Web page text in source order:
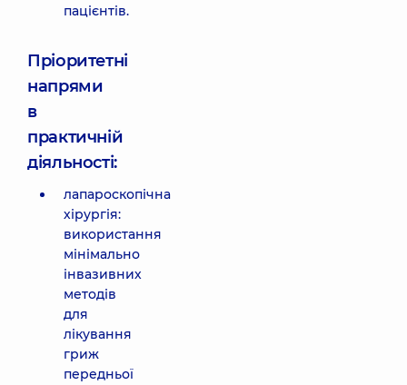
пацієнтів.
Пріоритетні
напрями
в
практичній
діяльності:
лапароскопічна
хірургія:
використання
мінімально
інвазивних
методів
для
лікування
гриж
передньої